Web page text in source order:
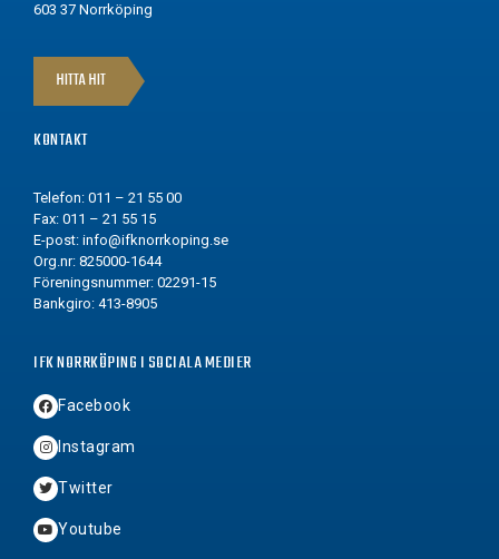
603 37 Norrköping
HITTA HIT
KONTAKT
Telefon: 011 – 21 55 00
Fax: 011 – 21 55 15
E-post: info@ifknorrkoping.se
Org.nr: 825000-1644
Föreningsnummer: 02291-15
Bankgiro: 413-8905
IFK NORRKÖPING I SOCIALA MEDIER
Facebook
Instagram
Twitter
Youtube